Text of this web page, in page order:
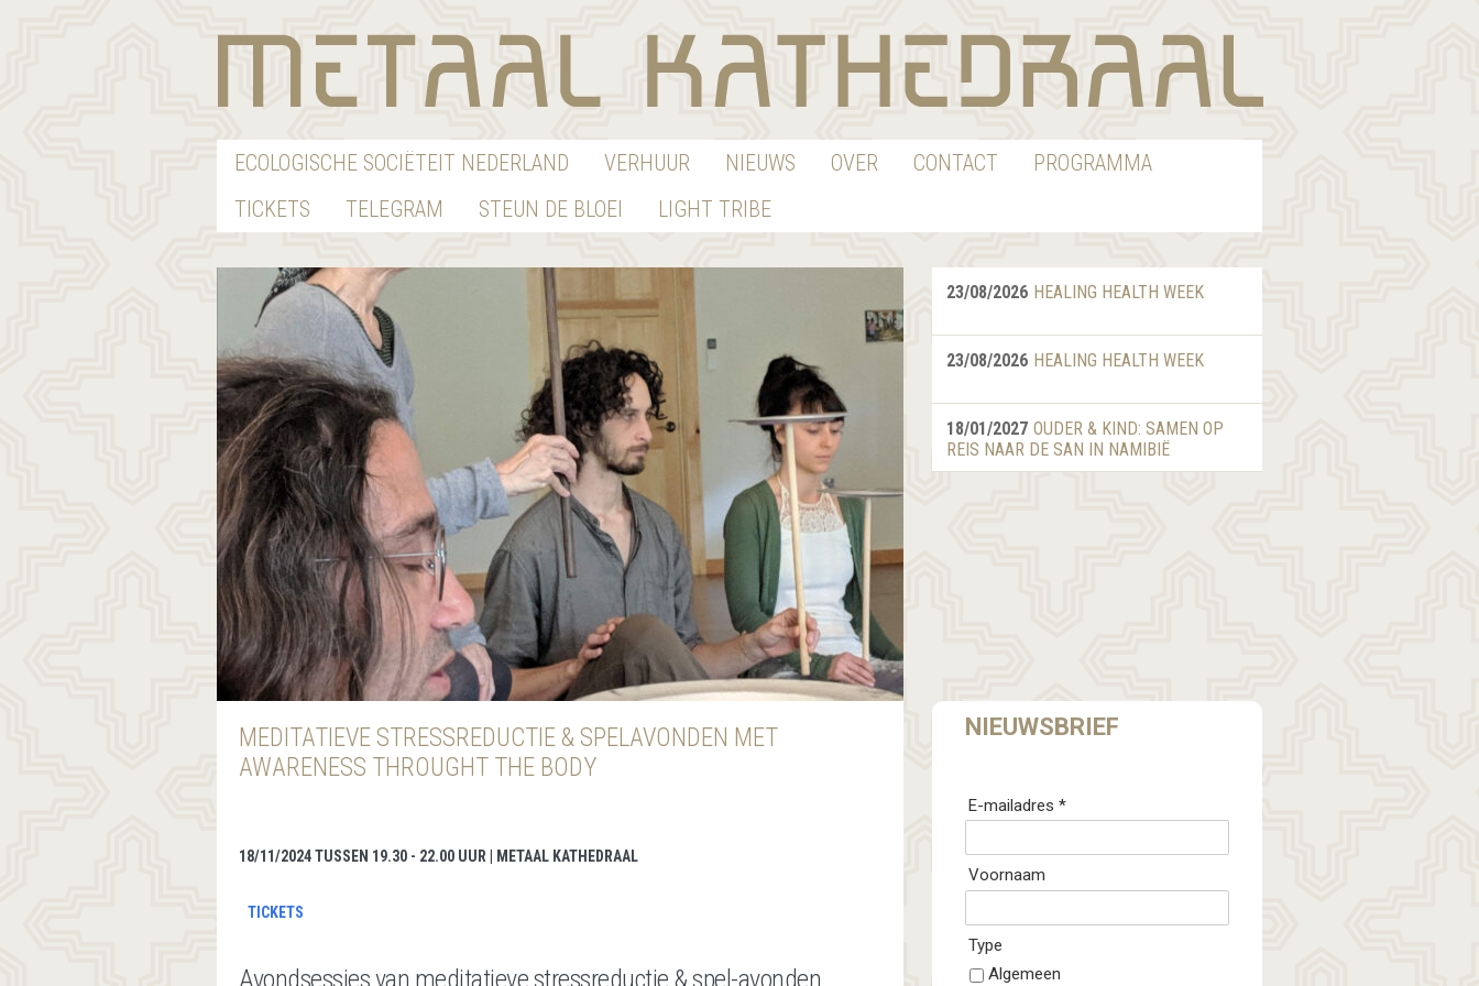
ECOLOGISCHE SOCIËTEIT NEDERLAND VERHUUR NIEUWS OVER CONTACT
PROGRAMMA
TICKETS
TELEGRAM STEUN DE BLOEI LIGHT TRIBE
MEDITATIEVE STRESSREDUCTIE & SPELAVONDEN MET
AWARENESS THROUGHT THE BODY
18/11/2024 TUSSEN 19.30 - 22.00 UUR | METAAL KATHEDRAAL
TICKETS
Avondsessies van meditatieve stressreductie & spel-avonden
23/08/2026 HEALING HEALTH WEEK
23/08/2026 HEALING HEALTH WEEK
18/01/2027 OUDER & KIND: SAMEN OP
REIS NAAR DE SAN IN NAMIBIË
NIEUWSBRIEF
E-mailadres *
Voornaam
Type
Algemeen